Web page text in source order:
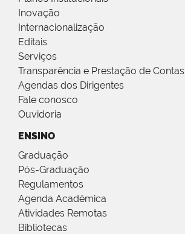
Inovação
Internacionalização
Editais
Serviços
Transparência e Prestação de Contas
Agendas dos Dirigentes
Fale conosco
Ouvidoria
ENSINO
Graduação
Pós-Graduação
Regulamentos
Agenda Acadêmica
Atividades Remotas
Bibliotecas